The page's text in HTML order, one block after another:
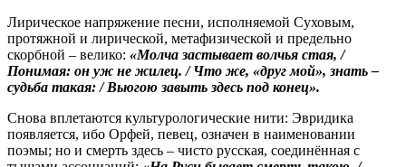
Лирическое напряжение песни, исполняемой Суховым,
протяжной и лирической, метафизической и предельно
скорбной – велико: «Молча застывает волчья стая, /
Понимая: он уж не жилец. / Что же, «друг мой», знать –
судьба такая: / Вьюгою завыть здесь под конец».
Снова вплетаются культурологические нити: Эвридика
появляется, ибо Орфей, певец, означен в наименовании
поэмы; но и смерть здесь – чисто русская, соединённая с